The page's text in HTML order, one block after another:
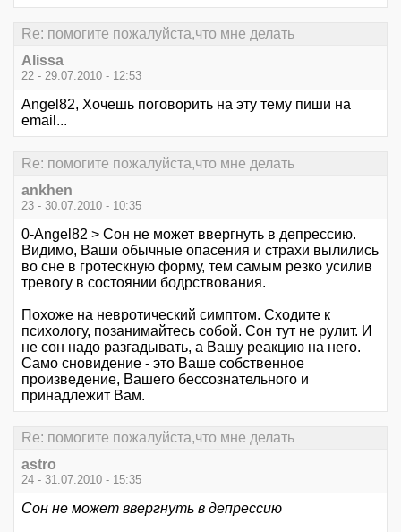
Re: помогите пожалуйста,что мне делать
Alissa
22 - 29.07.2010 - 12:53
Angel82, Хочешь поговорить на эту тему пиши на
email...
Re: помогите пожалуйста,что мне делать
ankhen
23 - 30.07.2010 - 10:35
0-Angel82 > Сон не может ввергнуть в депрессию.
Видимо, Ваши обычные опасения и страхи вылились
во сне в гротескную форму, тем самым резко усилив
тревогу в состоянии бодрствования.
Похоже на невротический симптом. Сходите к
психологу, позанимайтесь собой. Сон тут не рулит. И
не сон надо разгадывать, а Вашу реакцию на него.
Само сновидение - это Ваше собственное
произведение, Вашего бессознательного и
принадлежит Вам.
Re: помогите пожалуйста,что мне делать
astro
24 - 31.07.2010 - 15:35
Сон не может ввергнуть в депрессию